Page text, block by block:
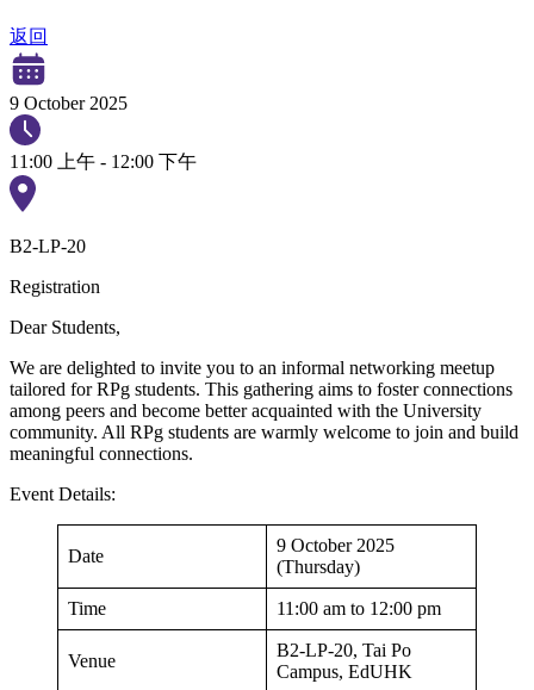
返回
9 October 2025
11:00 上午 - 12:00 下午
B2-LP-20
Registration
Dear Students,
We are delighted to invite you to an informal networking meetup
tailored for RPg students. This gathering aims to foster connections
among peers and become better acquainted with the University
community. All RPg students are warmly welcome to join and build
meaningful connections.
Event Details:
Date
9 October 2025
(Thursday)
Time 11:00 am to 12:00 pm
Venue
B2-LP-20, Tai Po
Campus, EdUHK